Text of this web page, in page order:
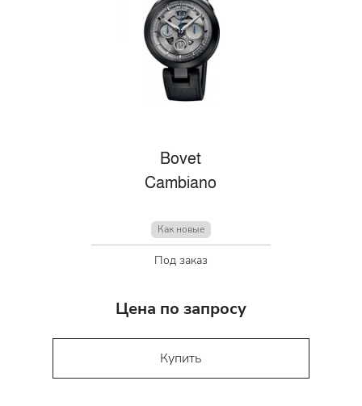
Bovet
Cambiano
Как новые
Под заказ
Цена по запросу
Купить